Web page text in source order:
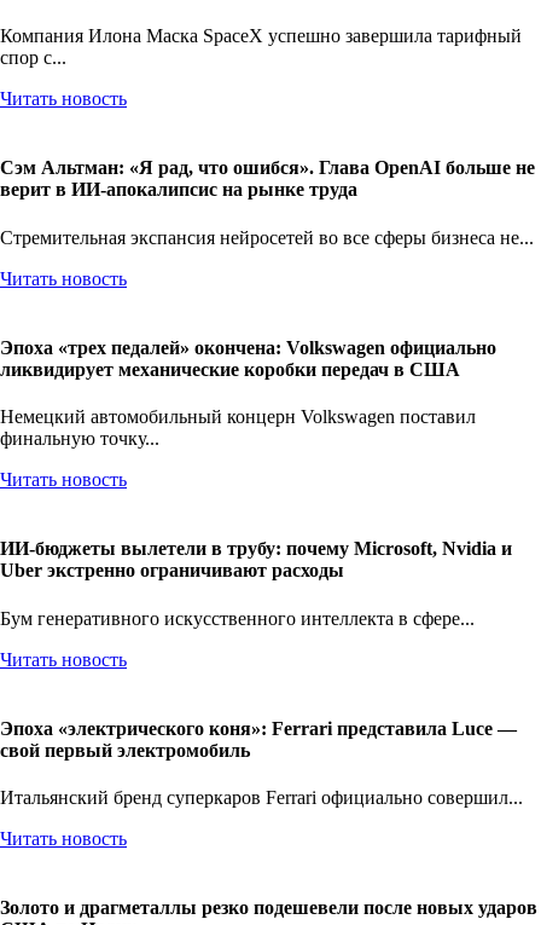
Компания Илона Маска SpaceX успешно завершила тарифный
спор с...
Читать новость
Сэм Альтман: «Я рад, что ошибся». Глава OpenAI больше не
верит в ИИ-апокалипсис на рынке труда
Стремительная экспансия нейросетей во все сферы бизнеса не...
Читать новость
Эпоха «трех педалей» окончена: Volkswagen официально
ликвидирует механические коробки передач в США
Немецкий автомобильный концерн Volkswagen поставил
финальную точку...
Читать новость
ИИ-бюджеты вылетели в трубу: почему Microsoft, Nvidia и
Uber экстренно ограничивают расходы
Бум генеративного искусственного интеллекта в сфере...
Читать новость
Эпоха «электрического коня»: Ferrari представила Luce —
свой первый электромобиль
Итальянский бренд суперкаров Ferrari официально совершил...
Читать новость
Золото и драгметаллы резко подешевели после новых ударов